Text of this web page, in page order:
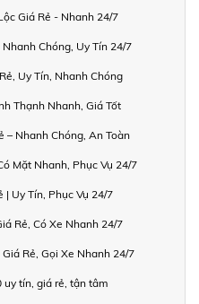
Giá Rẻ - Nhanh 24/7
Chóng, Uy Tín 24/7
Uy Tín, Nhanh Chóng
Thạnh Nhanh, Giá Tốt
– Nhanh Chóng, An Toàn
Mặt Nhanh, Phục Vụ 24/7
| Uy Tín, Phục Vụ 24/7
Rẻ, Có Xe Nhanh 24/7
Rẻ, Gọi Xe Nhanh 24/7
uy tín, giá rẻ, tận tâm